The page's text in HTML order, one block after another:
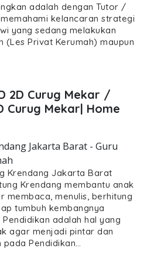
adalah dengan Tutor /
kelancaran strategi
yang sedang melakukan
(Les Privat Kerumah) maupun
2D Curug Mekar /
Curug Mekar| Home
Jakarta Barat - Guru
Krendang Jakarta Barat
Krendang membantu anak
membaca, menulis, berhitung
tumbuh kembangnya
Pendidikan adalah hal yang
agar menjadi pintar dan
pada Pendidikan…